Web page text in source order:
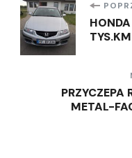
wpisu
PRZYCZEPA
METAL-